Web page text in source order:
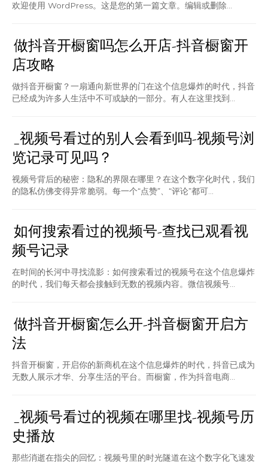
欢迎使用 WordPress。这是您的第一篇文章。编辑或删除…
做抖音开橱窗吗怎么开店-抖音橱窗开
店攻略
做抖音开橱窗？一扇通向新世界的门在这个信息爆炸的时代，抖音
已经成为许多人生活中不可或缺的一部分。有人在这里找到...
_视频号看过的别人会看到吗-视频号浏
览记录可见吗？
视频号背后的秘密：隐私的界限在哪里？在这个数字化时代，我们
的隐私仿佛变得异常脆弱。每一个“点赞”、“评论”都可...
如何搜索看过的视频号-查找已观看视
频号记录
在时间的长河中寻找流影：如何搜索看过的视频号在这个信息爆炸
的时代，我们每天都会接触到无数的视频内容。微信视频号...
做抖音开橱窗怎么开-抖音橱窗开启方
法
抖音开橱窗，开启你的新商机在这个信息爆炸的时代，抖音已成为
无数人展示才华、分享生活的平台。而橱窗，作为抖音电商...
_视频号看过的视频在哪里找-视频号历
史播放
那些消逝在指尖的回忆：视频号里的时光隧道在这个数字化飞速发